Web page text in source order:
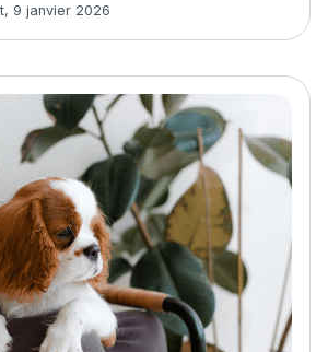
, 9 janvier 2026